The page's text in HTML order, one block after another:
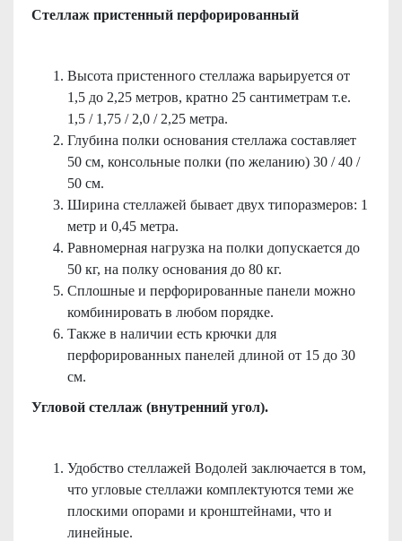
Стеллаж пристенный перфорированный
Высота пристенного стеллажа варьируется от
1,5 до 2,25 метров, кратно 25 сантиметрам т.е.
1,5 / 1,75 / 2,0 / 2,25 метра.
Глубина полки основания стеллажа составляет
50 см, консольные полки (по желанию) 30 / 40 /
50 см.
Ширина стеллажей бывает двух типоразмеров: 1
метр и 0,45 метра.
Равномерная нагрузка на полки допускается до
50 кг, на полку основания до 80 кг.
Сплошные и перфорированные панели можно
комбинировать в любом порядке.
Также в наличии есть крючки для
перфорированных панелей длиной от 15 до 30
см.
Угловой стеллаж (внутренний угол).
Удобство стеллажей Водолей заключается в том,
что угловые стеллажи комплектуются теми же
плоскими опорами и кронштейнами, что и
линейные.